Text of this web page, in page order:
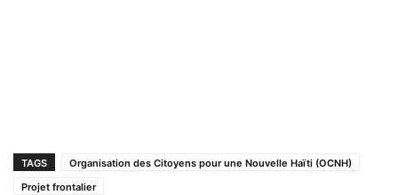
TAGS
Organisation des Citoyens pour une Nouvelle Haïti (OCNH)
Projet frontalier